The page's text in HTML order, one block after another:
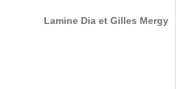
Lamine Dia et Gilles Mergy